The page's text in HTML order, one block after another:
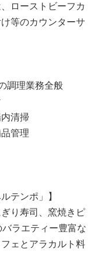
ローストビーフカ
等のカウンターサ
調理業務全般
清掃
管理
テンポ」】
り寿司、窯焼きピ
ラエティー豊富な
ェとアラカルト料